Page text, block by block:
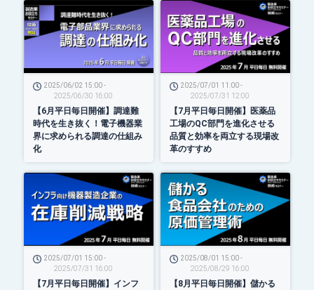
2025/06/02 15:00 -
2025/06/30 16:00
【6月平日毎日開催】調達難
時代を生き抜く！電子機器業
界に求められる調達の仕組み
化
2025/07/01 11:00 -
2025/07/31 12:00
【7月平日毎日開催】医薬品
工場のQC部門を進化させる
品質と効率を両立する現場改
革のすすめ
2025/07/01 15:00 -
2025/07/31 16:00
【7月平日毎日開催】インフ
2025/08/01 15:00 -
2025/08/29 16:00
【8月平日毎日開催】儲かる